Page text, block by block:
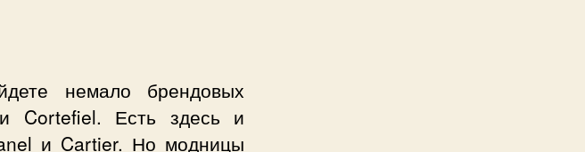
немало брендовых
Cortefiel. Есть здесь и
и Cartier. Но модницы